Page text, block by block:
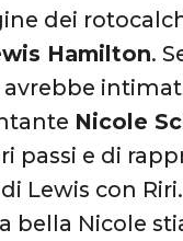
dei
Hamilton.
Nicole
passi e di
Lewis con
bella Nicole